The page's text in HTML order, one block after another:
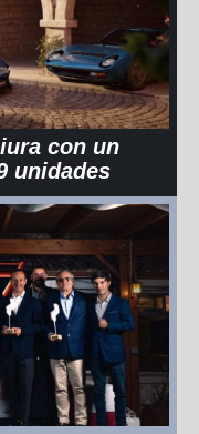
con un
unidades